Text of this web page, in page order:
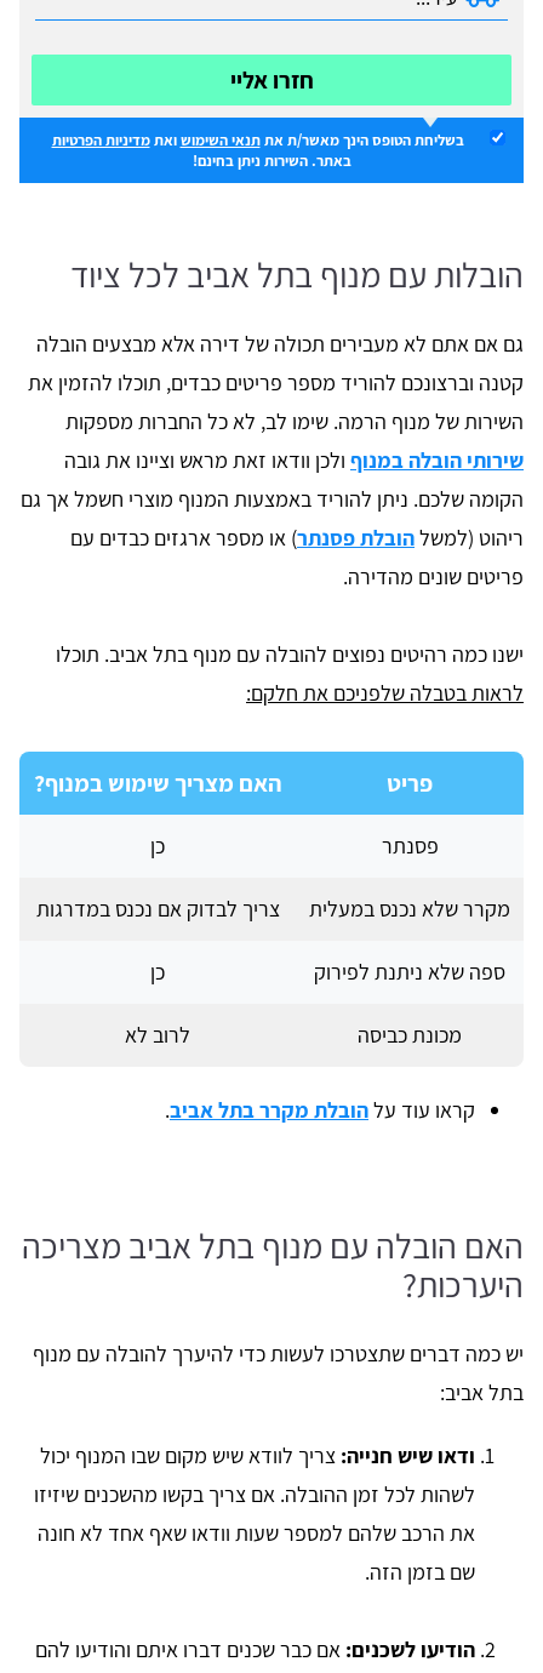
חזרו אליי
בשליחת הטופס הינך מאשר/ת אתתנאי השימושואתמדיניות הפרטיות
באתר. השירות ניתן בחינם!
הובלות עם מנוף בתל אביב לכל ציוד
גם אם אתם לא מעבירים תכולה של דירה אלא מבצעים הובלה
קטנה וברצונכם להוריד מספר פריטים כבדים, תוכלו להזמין את
השירות של מנוף הרמה. שימו לב, לא כל החברות מספקות
שירותי הובלה במנוף ולכן וודאו זאת מראש וציינו את גובה
הקומה שלכם. ניתן להוריד באמצעות המנוף מוצרי חשמל אך גם
ריהוט (למשלהובלת פסנתר) או מספר ארגזים כבדים עם
פריטים שונים מהדירה.
ישנו כמה רהיטים נפוצים להובלה עם מנוף בתל אביב. תוכלו
לראות בטבלה שלפניכם את חלקם:
פריט האם מצריך שימוש במנוף?
פסנתר כן
מקרר שלא נכנס במעלית צריך לבדוק אם נכנס במדרגות
ספה שלא ניתנת לפירוק כן
מכונת כביסה לרוב לא
קראו עוד עלהובלת מקרר בתל אביב.
האם הובלה עם מנוף בתל אביב מצריכה
היערכות?
יש כמה דברים שתצטרכו לעשות כדי להיערך להובלה עם מנוף
בתל אביב:
ודאו שיש חנייה: צריך לוודא שיש מקום שבו המנוף יכול
לשהות לכל זמן ההובלה. אם צריך בקשו מהשכנים שיזיזו
את הרכב שלהם למספר שעות וודאו שאף אחד לא חונה
שם בזמן הזה.
הודיעו לשכנים: אם כבר שכנים דברו איתם והודיעו להם